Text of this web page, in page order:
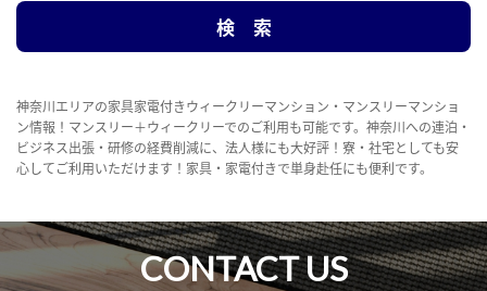
神奈川エリアの家具家電付きウィークリーマンション・マンスリーマンショ
ン情報！マンスリー＋ウィークリーでのご利用も可能です。神奈川への連泊・
ビジネス出張・研修の経費削減に、法人様にも大好評！寮・社宅としても安
心してご利用いただけます！家具・家電付きで単身赴任にも便利です。
CONTACT US